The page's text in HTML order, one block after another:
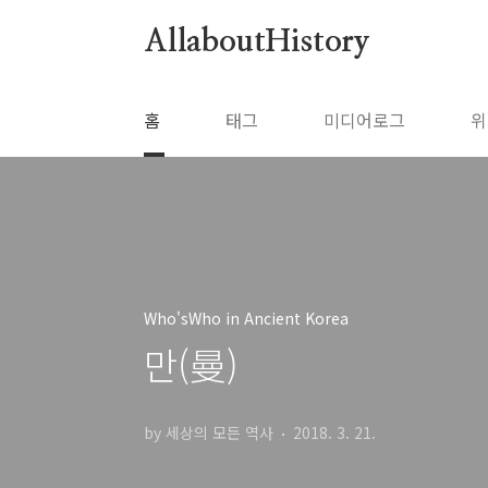
AllaboutHistory
홈 태그 미디어로그
Who'sWho in Ancient Korea
만(曼)
by 세상의 모든 역사 2018. 3. 21.